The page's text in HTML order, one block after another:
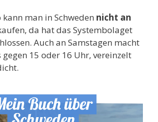
kann man in Schweden nicht an
da hat das Systembolaget
Auch an Samstagen macht
gegen 15 oder 16 Uhr, vereinzelt